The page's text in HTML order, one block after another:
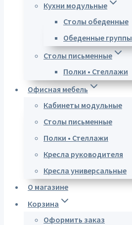
Кухни модульные
Столы обеденные
Обеденные группы
Столы письменные
Полки • Стеллажи
Офисная мебель
Кабинеты модульные
Столы письменные
Полки • Стеллажи
Кресла руководителя
Кресла универсальные
О магазине
Корзина
Оформить заказ